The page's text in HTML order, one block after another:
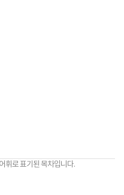
휘로 표기된 목차입니다.